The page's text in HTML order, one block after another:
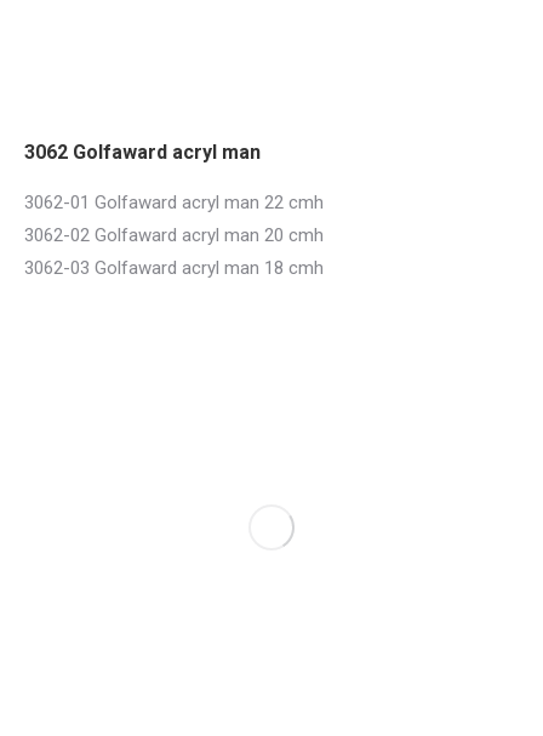
3062 Golfaward acryl man
3062-01 Golfaward acryl man 22 cmh
3062-02 Golfaward acryl man 20 cmh
3062-03 Golfaward acryl man 18 cmh